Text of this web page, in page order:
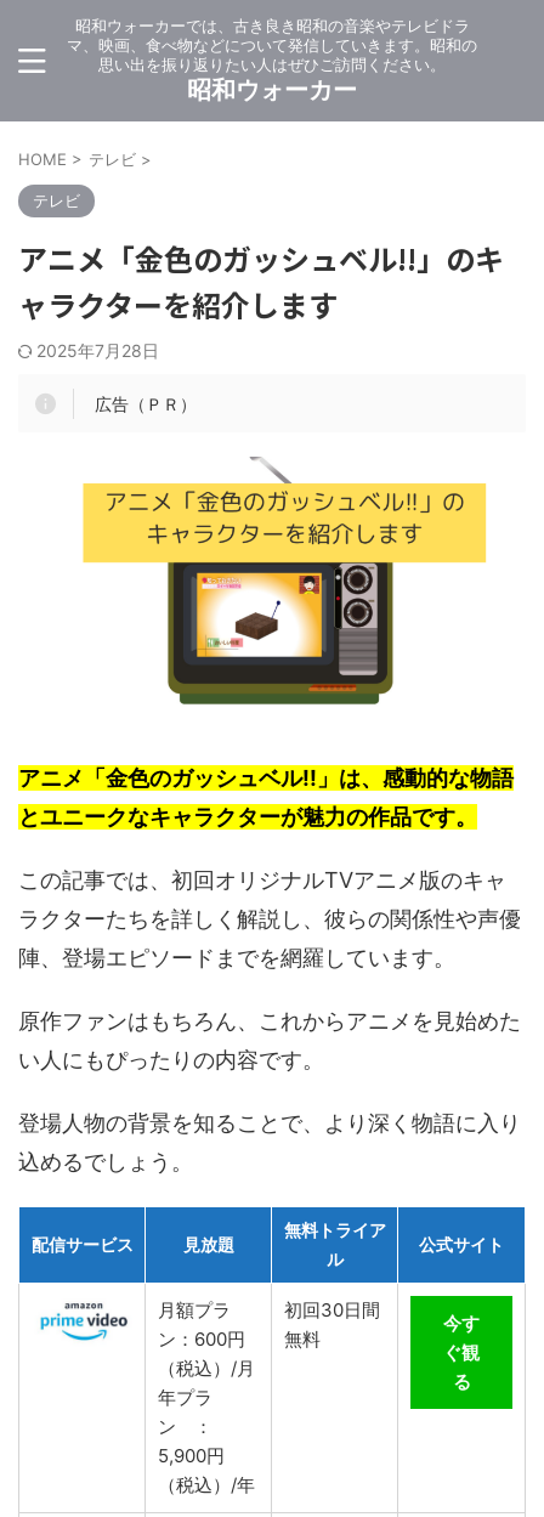
昭和ウォーカーでは、古き良き昭和の音楽やテレビドラ
マ、映画、食べ物などについて発信していきます。昭和の
思い出を振り返りたい人はぜひご訪問ください。
昭和ウォーカー
HOME > テレビ >
テレビ
アニメ「金色のガッシュベル!!」のキ
ャラクターを紹介します
2025年7月28日
広告（ＰＲ）
アニメ「金色のガッシュベル!!」は、感動的な物語
とユニークなキャラクターが魅力の作品です。
この記事では、初回オリジナルTVアニメ版のキャ
ラクターたちを詳しく解説し、彼らの関係性や声優
陣、登場エピソードまでを網羅しています。
原作ファンはもちろん、これからアニメを見始めた
い人にもぴったりの内容です。
登場人物の背景を知ることで、より深く物語に入り
込めるでしょう。
配信サービス 見放題
無料トライア
ル
公式サイト
月額プラ
ン：600円
（税込）/月
年プラ
ン ：
5,900円
（税込）/年
初回30日間
無料
今す
ぐ観
る